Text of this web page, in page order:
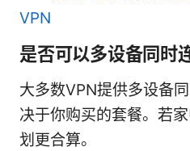
VPN
是否可以多设备同时
大多数VPN提供多设备
决于你购买的套餐。若
划更合算。